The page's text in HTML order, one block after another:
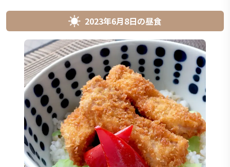
2023年6月8日の昼食